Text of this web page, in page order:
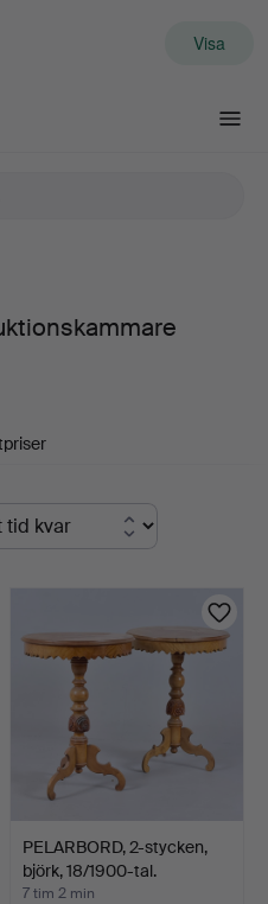
Visa
PELARBORD, 2-stycken,
björk, 18/1900-tal.
7 tim 2 min